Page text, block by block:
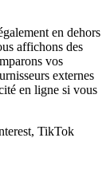
en dehors
affichons des
vos
externes
en ligne si vous
TikTok